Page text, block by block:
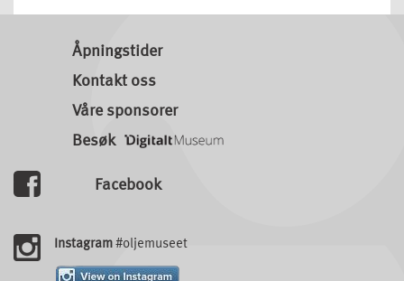
Åpningstider
Kontakt oss
Våre sponsorer
Besøk
Facebook
Instagram#oljemuseet